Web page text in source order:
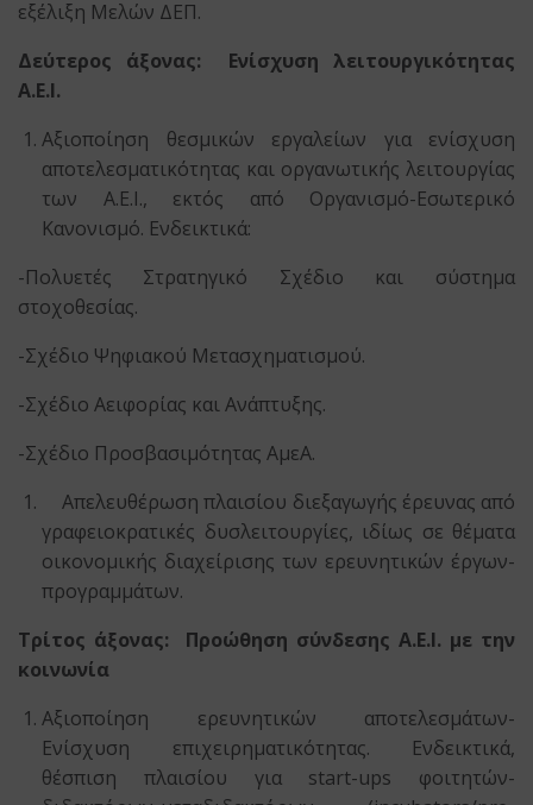
εξέλιξη Μελών ΔΕΠ.
Δεύτερος άξονας: Ενίσχυση λειτουργικότητας
Α.Ε.Ι.
Αξιοποίηση θεσμικών εργαλείων για ενίσχυση
αποτελεσματικότητας και οργανωτικής λειτουργίας
των Α.Ε.Ι., εκτός από Οργανισμό-Εσωτερικό
Κανονισμό. Ενδεικτικά:
-Πολυετές Στρατηγικό Σχέδιο και σύστημα
στοχοθεσίας.
-Σχέδιο Ψηφιακού Μετασχηματισμού.
-Σχέδιο Αειφορίας και Ανάπτυξης.
-Σχέδιο Προσβασιμότητας ΑμεΑ.
Απελευθέρωση πλαισίου διεξαγωγής έρευνας από
γραφειοκρατικές δυσλειτουργίες, ιδίως σε θέματα
οικονομικής διαχείρισης των ερευνητικών έργων-
προγραμμάτων.
Τρίτος άξονας: Προώθηση σύνδεσης Α.Ε.Ι. με την
κοινωνία
Αξιοποίηση ερευνητικών αποτελεσμάτων-
Ενίσχυση επιχειρηματικότητας. Ενδεικτικά,
θέσπιση πλαισίου για start-ups φοιτητών-